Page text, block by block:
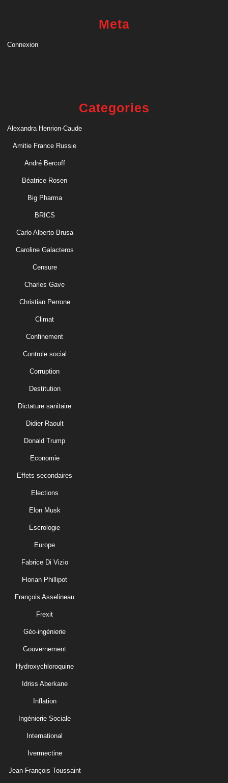
Meta
Connexion
Categories
Alexandra Henrion-Caude
Amitie France Russie
André Bercoff
Béatrice Rosen
Big Pharma
BRICS
Carlo Alberto Brusa
Caroline Galacteros
Censure
Charles Gave
Christian Perrone
Climat
Confinement
Controle social
Corruption
Destitution
Dictature sanitaire
Didier Raoult
Donald Trump
Economie
Effets secondaires
Elections
Elon Musk
Escrologie
Europe
Fabrice Di Vizio
Florian Phillipot
François Asselineau
Frexit
Géo-ingénierie
Gouvernement
Hydroxychloroquine
Idriss Aberkane
Inflation
Ingénierie Sociale
International
Ivermectine
Jean-François Toussaint